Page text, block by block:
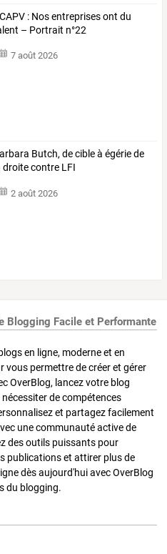
: Nos entreprises ont du
– Portrait n°22
7 août 2026
Butch, de cible à égérie de
droite contre LFI
2 août 2026
Blogging Facile et Performante
en ligne, moderne et en
permettre de créer et gérer
OverBlog, lancez votre blog
de compétences
et partagez facilement
une communauté active de
des outils puissants pour
publications et attirer plus de
dès aujourd'hui avec OverBlog
du blogging.